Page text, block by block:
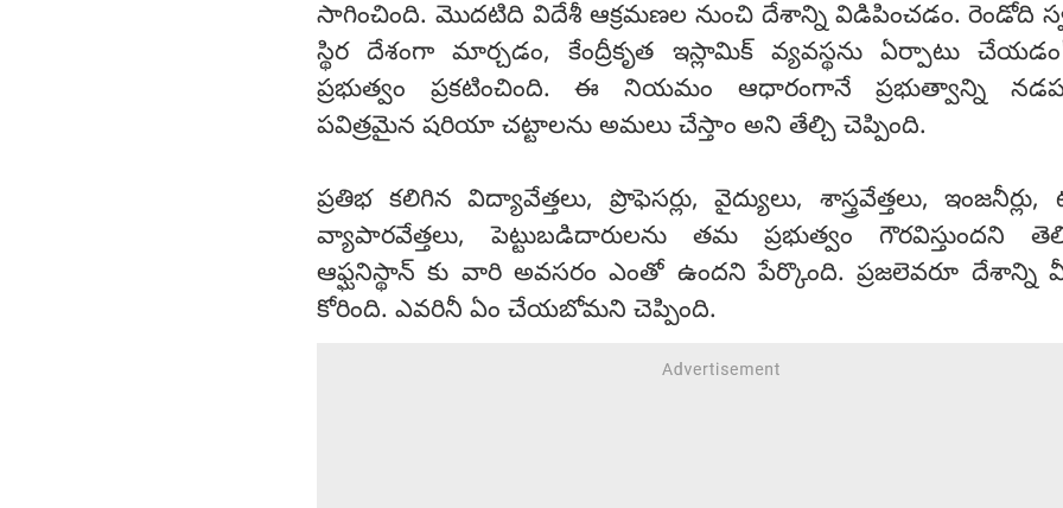
సాగించింది. మొదటిది విదేశీ ఆక్రమణల నుంచి దేశాన్ని విడిపించడం. రెండోది
స్థిర దేశంగా మార్చడం, కేంద్రీకృత ఇస్లామిక్ వ్యవస్థను ఏర్పాటు
ప్రభుత్వం ప్రకటించింది. ఈ నియమం ఆధారంగానే ప్రభుత్వాన్ని
పవిత్రమైన షరియా చట్టాలను అమలు చేస్తాం అని తేల్చి చెప్పింది.
ప్రతిభ కలిగిన విద్యావేత్తలు, ప్రొఫెసర్లు, వైద్యులు, శాస్త్రవేత్తలు, ఇంజనీర్లు,
వ్యాపారవేత్తలు, పెట్టుబడిదారులను తమ ప్రభుత్వం గౌరవిస్తుందని
ఆఫ్ఘనిస్థాన్ కు వారి అవసరం ఎంతో ఉందని పేర్కొంది. ప్రజలెవరూ దేశాన్ని
కోరింది. ఎవరినీ ఏం చేయబోమని చెప్పింది.